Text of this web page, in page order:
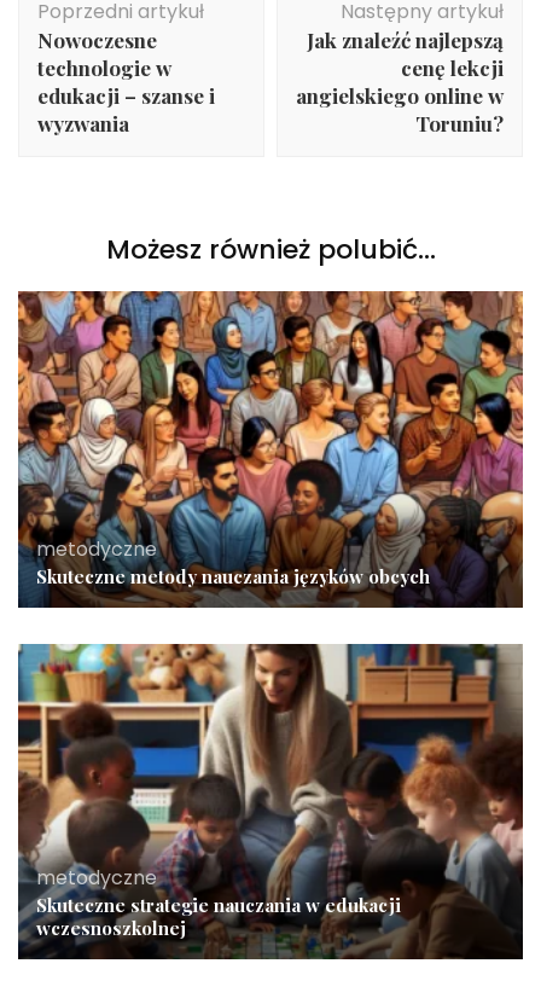
wpisu
Poprzedni artykuł
Nowoczesne
technologie w
edukacji – szanse i
wyzwania
Następny artykuł
Jak znaleźć najlepszą
cenę lekcji
angielskiego online w
Toruniu?
Możesz również polubić…
metodyczne
Skuteczne metody nauczania języków obcych
metodyczne
Skuteczne strategie nauczania w edukacji
wczesnoszkolnej